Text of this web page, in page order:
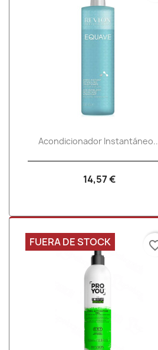
Acondicionador
14,57 €
FUERA DE STOCK